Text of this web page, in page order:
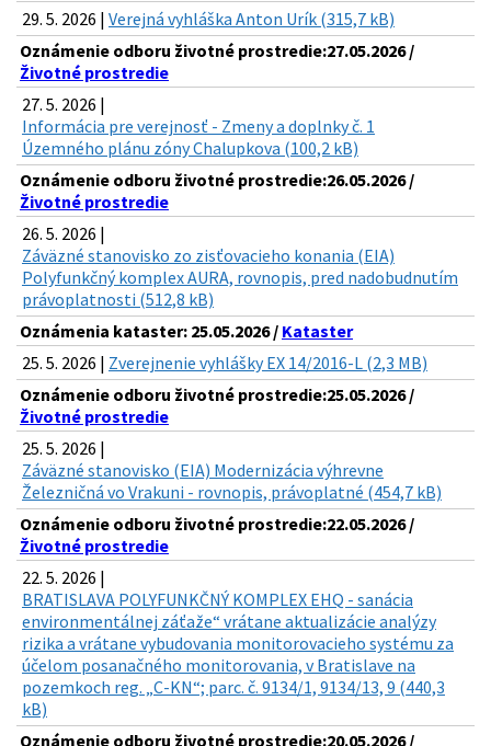
29. 5. 2026 | Verejná vyhláška Anton Urík (315,7 kB)
Oznámenie odboru životné prostredie:27.05.2026 /
Životné prostredie
27. 5. 2026 |
Informácia pre verejnosť - Zmeny a doplnky č. 1
Územného plánu zóny Chalupkova (100,2 kB)
Oznámenie odboru životné prostredie:26.05.2026 /
Životné prostredie
26. 5. 2026 |
Záväzné stanovisko zo zisťovacieho konania (EIA)
Polyfunkčný komplex AURA, rovnopis, pred nadobudnutím
právoplatnosti (512,8 kB)
Oznámenia kataster: 25.05.2026 / Kataster
25. 5. 2026 | Zverejnenie vyhlášky EX 14/2016-L (2,3 MB)
Oznámenie odboru životné prostredie:25.05.2026 /
Životné prostredie
25. 5. 2026 |
Záväzné stanovisko (EIA) Modernizácia výhrevne
Železničná vo Vrakuni - rovnopis, právoplatné (454,7 kB)
Oznámenie odboru životné prostredie:22.05.2026 /
Životné prostredie
22. 5. 2026 |
BRATISLAVA POLYFUNKČNÝ KOMPLEX EHQ - sanácia
environmentálnej záťaže“ vrátane aktualizácie analýzy
rizika a vrátane vybudovania monitorovacieho systému za
účelom posanačného monitorovania, v Bratislave na
pozemkoch reg. „C-KN“; parc. č. 9134/1, 9134/13, 9 (440,3
kB)
Oznámenie odboru životné prostredie:20.05.2026 /